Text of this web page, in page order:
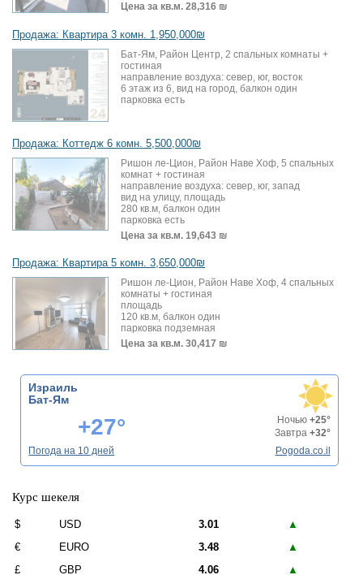
Цена за кв.м. 28,316 ₪
Продажа: Квартира 3 комн. 1,950,000₪
Бат-Ям, Район Центр, 2 спальных комнаты +
гостиная
направление воздуха: север, юг, восток
6 этаж из 6, вид на город, балкон один
парковка есть
Продажа: Коттедж 6 комн. 5,500,000₪
Ришон ле-Цион, Район Наве Хоф, 5 спальных
комнат + гостиная
направление воздуха: север, юг, запад
вид на улицу, площадь
280 кв.м, балкон один
парковка есть
Цена за кв.м. 19,643 ₪
Продажа: Квартира 5 комн. 3,650,000₪
Ришон ле-Цион, Район Наве Хоф, 4 спальных
комнаты + гостиная
площадь
120 кв.м, балкон один
парковка подземная
Цена за кв.м. 30,417 ₪
Израиль
Бат-Ям
+27° Ночью +25°
Завтра +32°
Погода на 10 дней
Pogoda.co.il
Курс шекеля
$ USD 3.01
▲
€
EURO 3.48
▲
£
GBP 4.06 ▲